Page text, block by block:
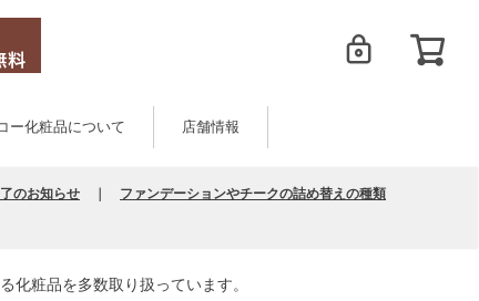
ー化粧品について 店舗情報
のお知らせ
ファンデーションやチークの詰め替えの種類
化粧品を多数取り扱っています。